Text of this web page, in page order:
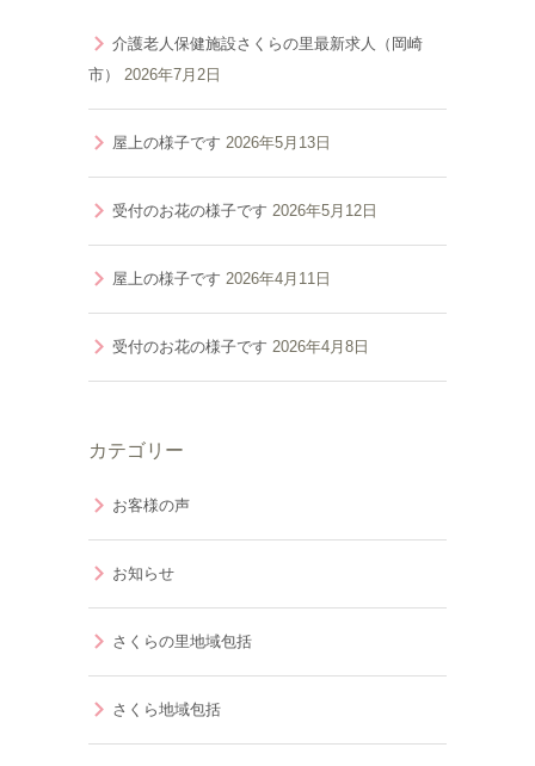
介護老人保健施設さくらの里最新求人（岡崎
市）
2026年7月2日
屋上の様子です 2026年5月13日
受付のお花の様子です 2026年5月12日
屋上の様子です 2026年4月11日
受付のお花の様子です 2026年4月8日
カテゴリー
お客様の声
お知らせ
さくらの里地域包括
さくら地域包括